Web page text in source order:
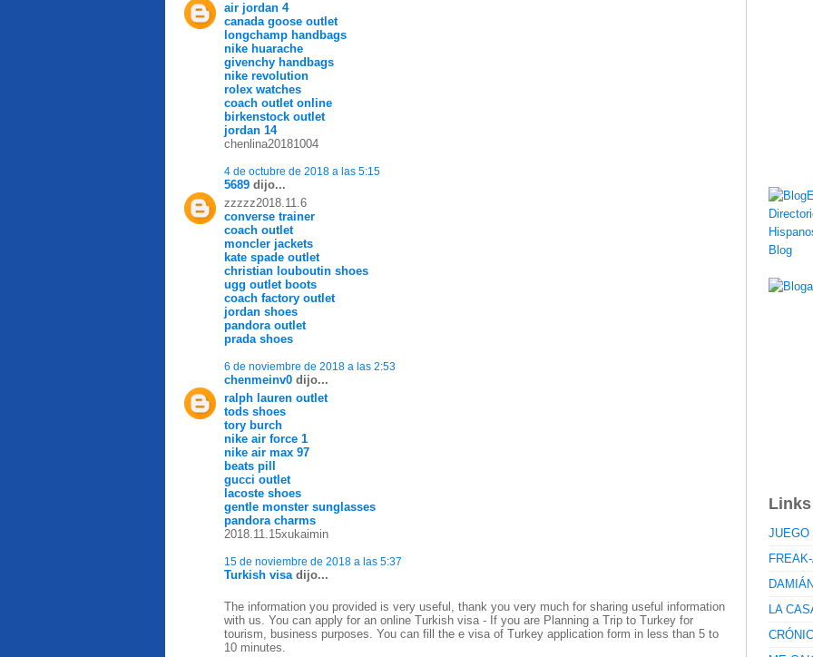
air jordan 4
canada goose outlet
longchamp handbags
nike huarache
givenchy handbags
nike revolution
rolex watches
coach outlet online
birkenstock outlet
jordan 14
chenlina20181004
4 de octubre de 2018 a las 5:15
5689 dijo...
zzzzz2018.11.6
converse trainer
coach outlet
moncler jackets
kate spade outlet
christian louboutin shoes
ugg outlet boots
coach factory outlet
jordan shoes
pandora outlet
prada shoes
6 de noviembre de 2018 a las 2:53
chenmeinv0 dijo...
ralph lauren outlet
tods shoes
tory burch
nike air force 1
nike air max 97
beats pill
gucci outlet
lacoste shoes
gentle monster sunglasses
pandora charms
2018.11.15xukaimin
15 de noviembre de 2018 a las 5:37
Turkish visadijo...
The information you provided is very useful, thank you very much for sharing useful information
with us. You can apply for an online Turkish visa - If you are Planning a Trip to Turkey for
tourism, business purposes. You can fill the e visa of Turkey application form in less than 5 to
10 minutes.
Links
JUEGO
LA